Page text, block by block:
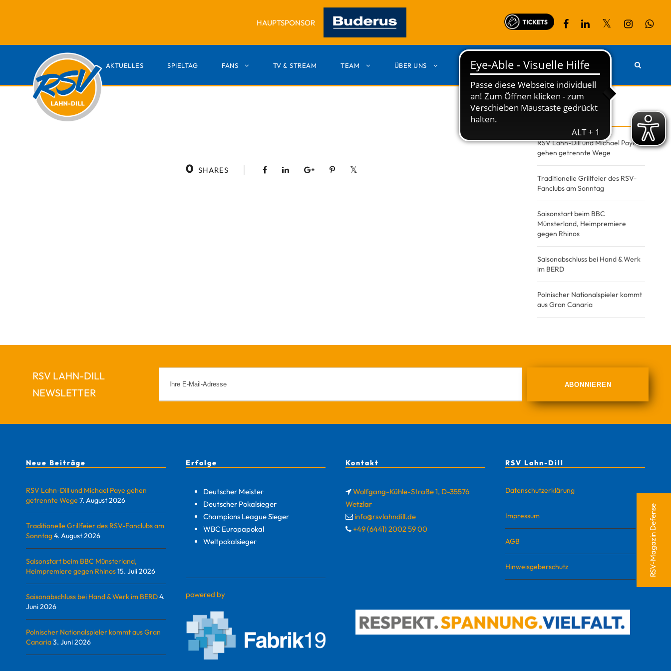
HAUPTSPONSOR
AKTUELLES SPIELTAG FANS TV & STREAM TEAM ÜBER UNS PARTNER KONTAKT
0 SHARES
RSV Lahn-Dill und Michael Paye
gehen getrennte Wege
Traditionelle Grillfeier des RSV-
Fanclubs am Sonntag
Saisonstart beim BBC
Münsterland, Heimpremiere
gegen Rhinos
Saisonabschluss bei Hand & Werk
im BERD
Polnischer Nationalspieler kommt
aus Gran Canaria
RSV LAHN-DILL
NEWSLETTER
Neue Beiträge
RSV Lahn-Dill und Michael Paye gehen
getrennte Wege 7. August 2026
Traditionelle Grillfeier des RSV-Fanclubs am
Sonntag4. August 2026
Saisonstart beim BBC Münsterland,
Heimpremiere gegen Rhinos15. Juli 2026
Saisonabschluss bei Hand & Werk im BERD4.
Juni 2026
Polnischer Nationalspieler kommt aus Gran
Canaria3. Juni 2026
Erfolge
Deutscher Meister
Deutscher Pokalsieger
Champions League Sieger
WBC Europapokal
Weltpokalsieger
powered by
Kontakt
Wolfgang-Kühle-Straße 1, D-35576
Wetzlar
info@rsvlahndill.de
+49 (6441) 2002 59 00
RSV Lahn-Dill
Datenschutzerklärung
Impressum
AGB
Hinweisgeberschutz RSV-Magazin Defense